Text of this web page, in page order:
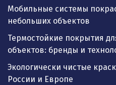
Мобильные системы
небольших объектов
Термостойкие покрытия
объектов: бренды и
Экологически чистые
России и Европе